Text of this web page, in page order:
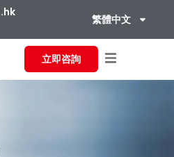
繁體中文
立即咨詢